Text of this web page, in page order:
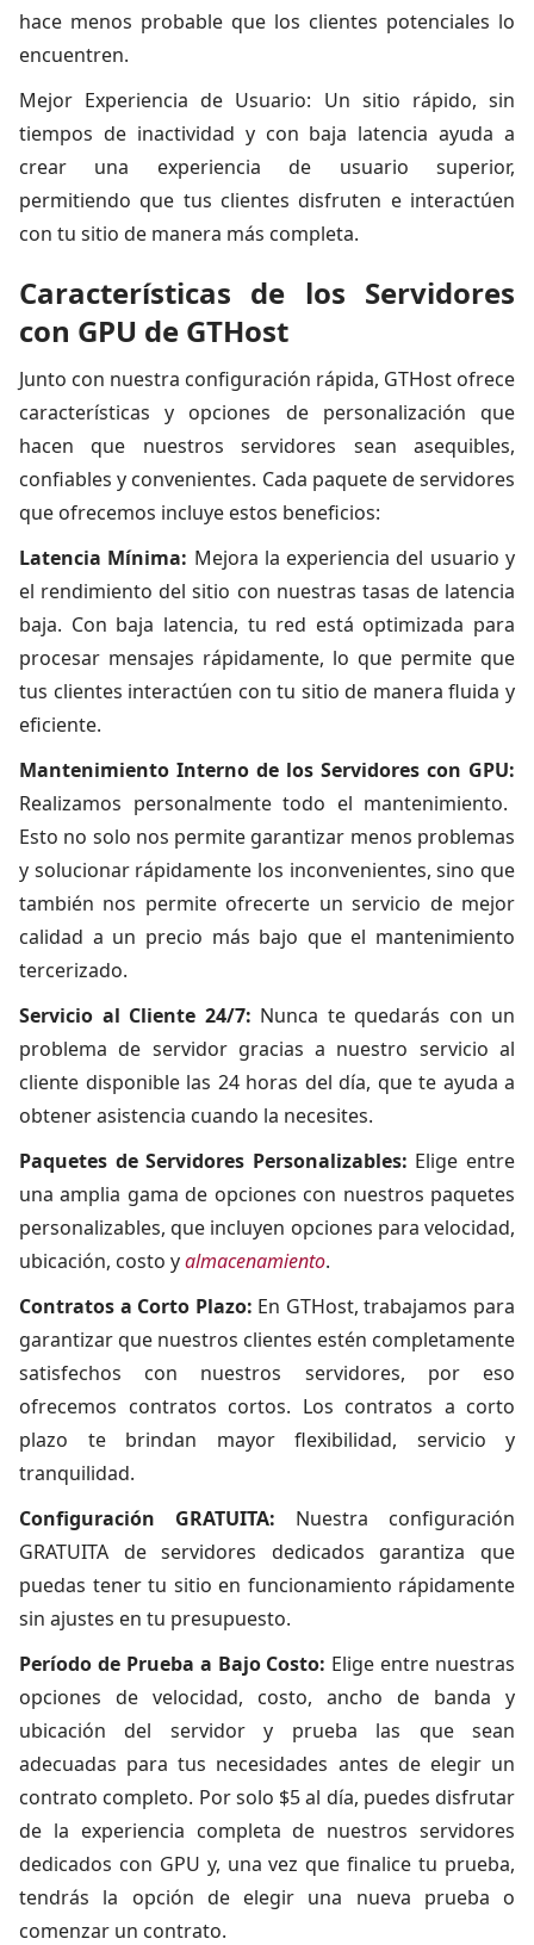
hace menos probable que los clientes potenciales lo
encuentren.
Mejor Experiencia de Usuario: Un sitio rápido, sin
tiempos de inactividad y con baja latencia ayuda a
crear una experiencia de usuario superior,
permitiendo que tus clientes disfruten e interactúen
con tu sitio de manera más completa.
Características de los Servidores
con GPU de GTHost
Junto con nuestra configuración rápida, GTHost ofrece
características y opciones de personalización que
hacen que nuestros servidores sean asequibles,
confiables y convenientes. Cada paquete de servidores
que ofrecemos incluye estos beneficios:
Latencia Mínima: Mejora la experiencia del usuario y
el rendimiento del sitio con nuestras tasas de latencia
baja. Con baja latencia, tu red está optimizada para
procesar mensajes rápidamente, lo que permite que
tus clientes interactúen con tu sitio de manera fluida y
eficiente.
Mantenimiento Interno de los Servidores con GPU:
Realizamos personalmente todo el mantenimiento.
Esto no solo nos permite garantizar menos problemas
y solucionar rápidamente los inconvenientes, sino que
también nos permite ofrecerte un servicio de mejor
calidad a un precio más bajo que el mantenimiento
tercerizado.
Servicio al Cliente 24/7: Nunca te quedarás con un
problema de servidor gracias a nuestro servicio al
cliente disponible las 24 horas del día, que te ayuda a
obtener asistencia cuando la necesites.
Paquetes de Servidores Personalizables: Elige entre
una amplia gama de opciones con nuestros paquetes
personalizables, que incluyen opciones para velocidad,
ubicación, costo yalmacenamiento.
Contratos a Corto Plazo: En GTHost, trabajamos para
garantizar que nuestros clientes estén completamente
satisfechos con nuestros servidores, por eso
ofrecemos contratos cortos. Los contratos a corto
plazo te brindan mayor flexibilidad, servicio y
tranquilidad.
Configuración GRATUITA: Nuestra configuración
GRATUITA de servidores dedicados garantiza que
puedas tener tu sitio en funcionamiento rápidamente
sin ajustes en tu presupuesto.
Período de Prueba a Bajo Costo: Elige entre nuestras
opciones de velocidad, costo, ancho de banda y
ubicación del servidor y prueba las que sean
adecuadas para tus necesidades antes de elegir un
contrato completo. Por solo $5 al día, puedes disfrutar
de la experiencia completa de nuestros servidores
dedicados con GPU y, una vez que finalice tu prueba,
tendrás la opción de elegir una nueva prueba o
comenzar un contrato.